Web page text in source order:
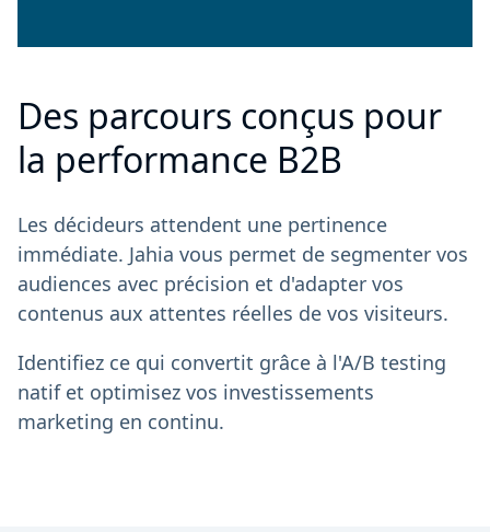
Des parcours conçus pour
la performance B2B
Les décideurs attendent une pertinence
immédiate. Jahia vous permet de segmenter vos
audiences avec précision et d'adapter vos
contenus aux attentes réelles de vos visiteurs.
Identifiez ce qui convertit grâce à l'A/B testing
natif et optimisez vos investissements
marketing en continu.